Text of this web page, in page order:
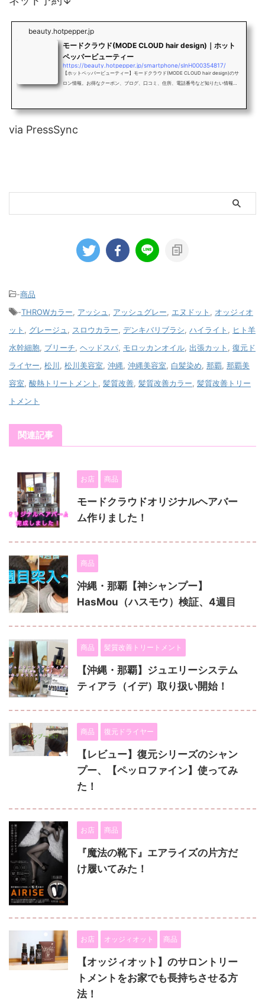
beauty.hotpepper.jp
モードクラウド(MODE CLOUD hair design)｜ホット
ペッパービューティー
https://beauty.hotpepper.jp/smartphone/slnH000354817/
【ホットペッパービューティー】モードクラウド(MODE CLOUD hair design)のサ
ロン情報。お得なクーポン、ブログ、口コミ、住所、電話番号など知りたい情報満
via PressSync
-商品
-THROWカラー アッシュ アッシュグレー エヌドット
オッジィオ
ット
グレージュ スロウカラー デンキバリブラシ ハイライト
ヒト羊
水幹細胞 ブリーチ ヘッドスパ モロッカンオイル 出張カット
復元ド
ライヤー 松川 松川美容室 沖縄 沖縄美容室 白髪染め 那覇 那覇美
容室 酸熱トリートメント 髪質改善 髪質改善カラー 髪質改善トリー
トメント
関連記事
お店 商品
モードクラウドオリジナルヘアバー
ム作りました！
商品
沖縄・那覇【神シャンプー】
HasMou（ハスモウ）検証、4週目
商品 髪質改善トリートメント
【沖縄・那覇】ジュエリーシステム
ティアラ（イデ）取り扱い開始！
商品 復元ドライヤー
【レビュー】復元シリーズのシャン
プー、【ペッロファイン】使ってみ
た！
お店 商品
『魔法の靴下』エアライズの片方だ
け履いてみた！
お店 オッジィオット 商品
【オッジィオット】のサロントリー
トメントをお家でも長持ちさせる方
法！